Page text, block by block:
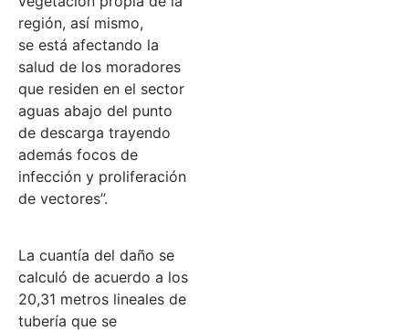
región, así mismo,
se está afectando la
salud de los moradores
que residen en el sector
aguas abajo del punto
de descarga trayendo
además focos de
infección y proliferación
de vectores”.
La cuantía del daño se
calculó de acuerdo a los
20,31 metros lineales de
tubería que se